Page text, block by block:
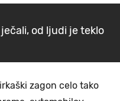
od ljudi je teklo
zagon celo tako